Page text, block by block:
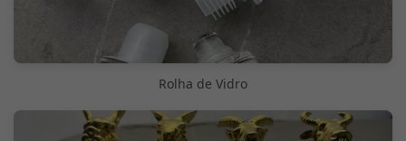
Rolha de Vidro